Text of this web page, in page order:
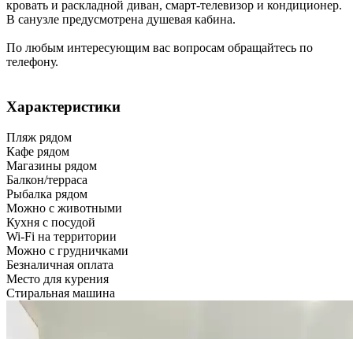
кровать и раскладной диван, смарт-телевизор и кондиционер.
В санузле предусмотрена душевая кабина.
По любым интересующим вас вопросам обращайтесь по
телефону.
Характеристики
Пляж рядом
Кафе рядом
Магазины рядом
Балкон/терраса
Рыбалка рядом
Можно с животными
Кухня с посудой
Wi-Fi на территории
Можно с грудничками
Безналичная оплата
Место для курения
Стиральная машина